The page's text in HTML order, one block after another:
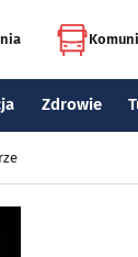
Zdrowie